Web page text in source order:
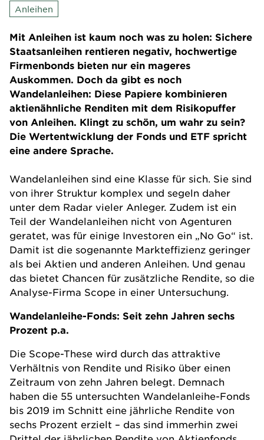
Anleihen
Mit Anleihen ist kaum noch was zu holen: Sichere
Staatsanleihen rentieren negativ, hochwertige
Firmenbonds bieten nur ein mageres
Auskommen. Doch da gibt es noch
Wandelanleihen: Diese Papiere kombinieren
aktienähnliche Renditen mit dem Risikopuffer
von Anleihen. Klingt zu schön, um wahr zu sein?
Die Wertentwicklung der Fonds und ETF spricht
eine andere Sprache.
Wandelanleihen sind eine Klasse für sich. Sie sind
von ihrer Struktur komplex und segeln daher
unter dem Radar vieler Anleger. Zudem ist ein
Teil der Wandelanleihen nicht von Agenturen
geratet, was für einige Investoren ein „No Go“ ist.
Damit ist die sogenannte Markteffizienz geringer
als bei Aktien und anderen Anleihen. Und genau
das bietet Chancen für zusätzliche Rendite, so die
Analyse-Firma Scope in einer Untersuchung.
Wandelanleihe-Fonds: Seit zehn Jahren sechs
Prozent p.a.
Die Scope-These wird durch das attraktive
Verhältnis von Rendite und Risiko über einen
Zeitraum von zehn Jahren belegt. Demnach
haben die 55 untersuchten Wandelanleihe-Fonds
bis 2019 im Schnitt eine jährliche Rendite von
sechs Prozent erzielt – das sind immerhin zwei